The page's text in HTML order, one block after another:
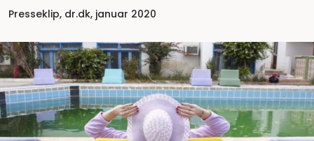
Presseklip, dr.dk, januar 2020